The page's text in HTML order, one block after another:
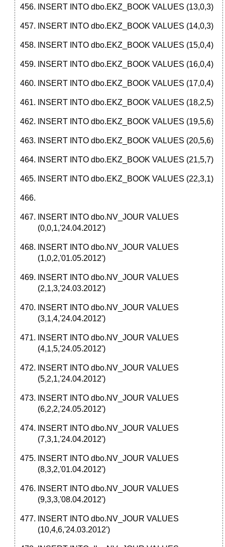
INSERT INTO dbo.EKZ_BOOK VALUES (13,0,3)
INSERT INTO dbo.EKZ_BOOK VALUES (14,0,3)
INSERT INTO dbo.EKZ_BOOK VALUES (15,0,4)
INSERT INTO dbo.EKZ_BOOK VALUES (16,0,4)
INSERT INTO dbo.EKZ_BOOK VALUES (17,0,4)
INSERT INTO dbo.EKZ_BOOK VALUES (18,2,5)
INSERT INTO dbo.EKZ_BOOK VALUES (19,5,6)
INSERT INTO dbo.EKZ_BOOK VALUES (20,5,6)
INSERT INTO dbo.EKZ_BOOK VALUES (21,5,7)
INSERT INTO dbo.EKZ_BOOK VALUES (22,3,1)
INSERT INTO dbo.NV_JOUR VALUES
(0,0,1,'24.04.2012')
INSERT INTO dbo.NV_JOUR VALUES
(1,0,2,'01.05.2012')
INSERT INTO dbo.NV_JOUR VALUES
(2,1,3,'24.03.2012')
INSERT INTO dbo.NV_JOUR VALUES
(3,1,4,'24.04.2012')
INSERT INTO dbo.NV_JOUR VALUES
(4,1,5,'24.05.2012')
INSERT INTO dbo.NV_JOUR VALUES
(5,2,1,'24.04.2012')
INSERT INTO dbo.NV_JOUR VALUES
(6,2,2,'24.05.2012')
INSERT INTO dbo.NV_JOUR VALUES
(7,3,1,'24.04.2012')
INSERT INTO dbo.NV_JOUR VALUES
(8,3,2,'01.04.2012')
INSERT INTO dbo.NV_JOUR VALUES
(9,3,3,'08.04.2012')
INSERT INTO dbo.NV_JOUR VALUES
(10,4,6,'24.03.2012')